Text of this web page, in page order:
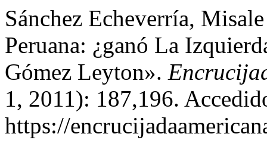
Sánchez Echeverría,
Peruana: ¿ganó La
Gómez Leyton».
1, 2011): 187,196.
https://